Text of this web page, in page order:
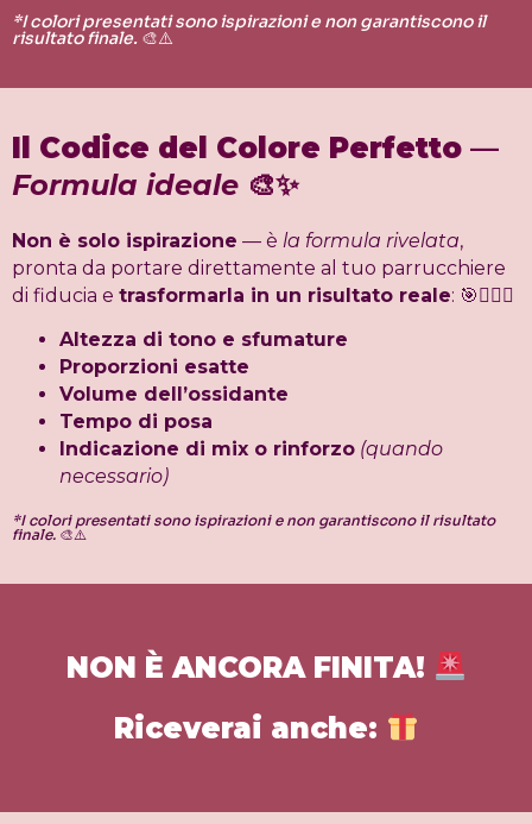
*I colori presentati sono ispirazioni e non garantiscono il
risultato finale. 🎨⚠️
Il Codice del Colore Perfetto —
Formula ideale 🎨✨
Non è solo ispirazione — è la formula rivelata,
pronta da portare direttamente al tuo parrucchiere
di fiducia e trasformarla in un risultato reale: 🎯💇‍♀️✨
Altezza di tono e sfumature
Proporzioni esatte
Volume dell’ossidante
Tempo di posa
Indicazione di mix o rinforzo (quando
necessario)
*I colori presentati sono ispirazioni e non garantiscono il risultato
finale. 🎨⚠️
NON È ANCORA FINITA!
Riceverai anche: